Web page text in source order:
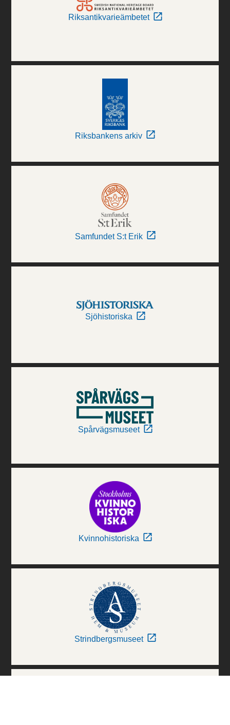
Riksantikvarieämbetet
Riksbankens arkiv
Samfundet S:t Erik
Sjöhistoriska
Spårvägsmuseet
Kvinnohistoriska
Strindbergsmuseet